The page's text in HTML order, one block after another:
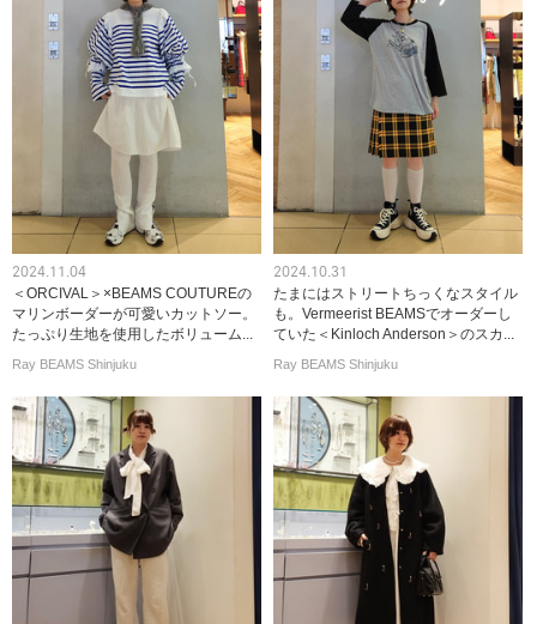
2024.11.04
＜ORCIVAL＞×BEAMS COUTUREの
マリンボーダーが可愛いカットソー。
たっぷり生地を使用したボリューム...
Ray BEAMS Shinjuku
2024.10.31
たまにはストリートちっくなスタイル
も。Vermeerist BEAMSでオーダーし
ていた＜Kinloch Anderson＞のスカ...
Ray BEAMS Shinjuku